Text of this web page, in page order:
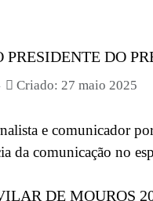
DO
Criado: 27 maio 2025
e comunicador
da comunicação no
DE MOUROS